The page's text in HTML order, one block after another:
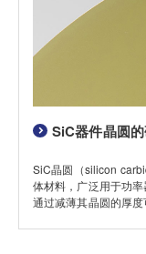
SiC器件晶圆
SiC晶圆（silicon
体材料，广泛用于功
通过减薄其晶圆的厚
工需要使用专用的工